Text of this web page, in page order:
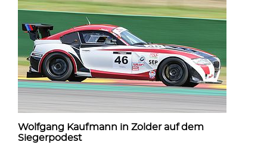
Wolfgang Kaufmann in Zolder auf dem
Siegerpodest